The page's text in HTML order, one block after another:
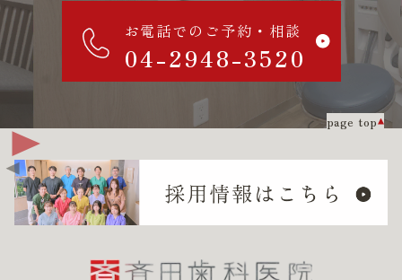
お電話でのご予約・相談
04-2948-3520
page top